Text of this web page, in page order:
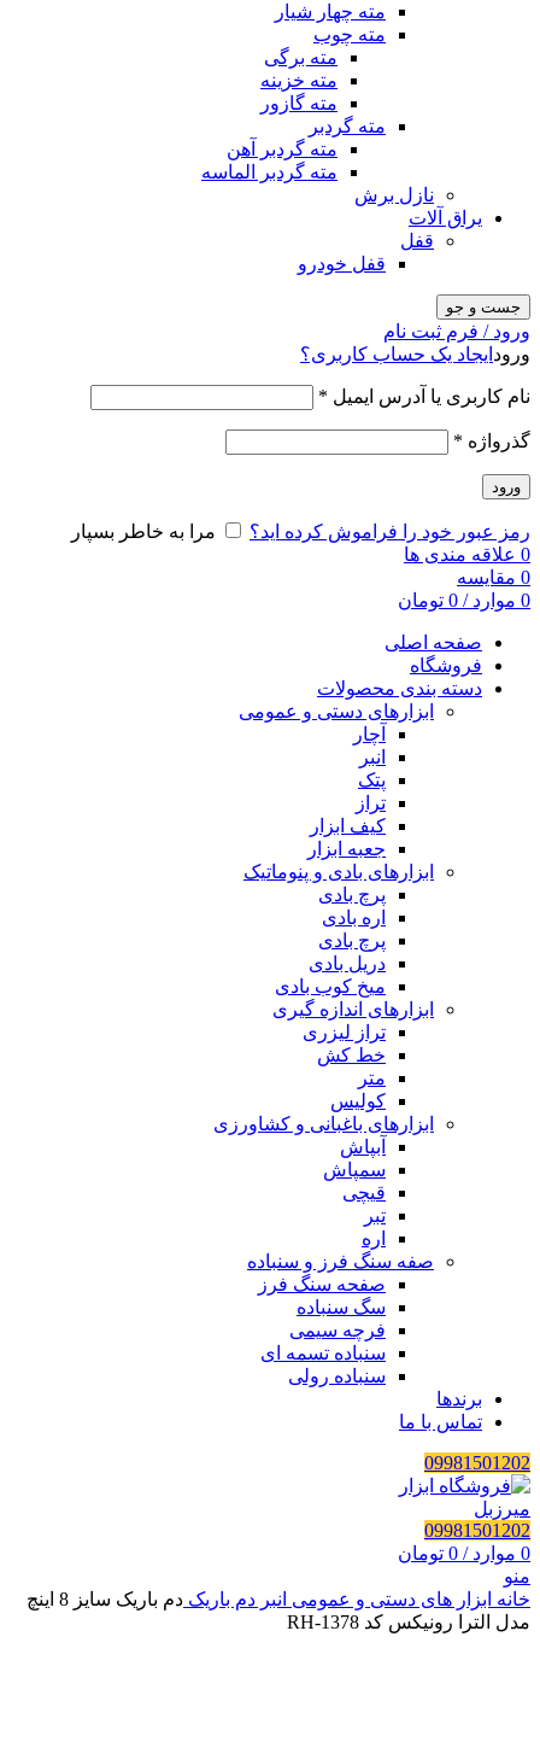
مته چهار شیار
مته چوب
مته برگی
مته خزینه
مته گازور
مته گردبر
مته گردبر آهن
مته گردبر الماسه
نازل برش
یراق آلات
قفل
قفل خودرو
جست و جو
ورود / فرم ثبت نام
ورود ایجاد یک حساب کاربری؟
نام کاربری یا آدرس ایمیل *
گذرواژه *
ورود
رمز عبور خود را فراموش کرده اید؟
مرا به خاطر بسپار
0 علاقه مندی ها
0 مقایسه
0 موارد /
0 تومان
صفحه اصلی
فروشگاه
دسته بندی محصولات
ابزارهای دستی و عمومی
آچار
انبر
پتک
تراز
کیف ابزار
جعبه ابزار
ابزارهای بادی و پنوماتیک
پرچ بادی
اره بادی
پرچ بادی
دریل بادی
میخ کوب بادی
ابزارهای اندازه گیری
تراز لیزری
خط کش
متر
کولیس
ابزارهای باغبانی و کشاورزی
آبپاش
سمپاش
قیچی
تبر
اره
صفه سنگ فرز و سنباده
صفحه سنگ فرز
سگ سنباده
فرچه سیمی
سنباده تسمه ای
سنباده رولی
برندها
تماس با ما
09981501202
09981501202
0 موارد /
0 تومان
منو
خانه ابزار های دستی و عمومی انبر دم باریک
دم باریک سایز 8 اینچ
مدل الترا رونیکس کد RH-1378